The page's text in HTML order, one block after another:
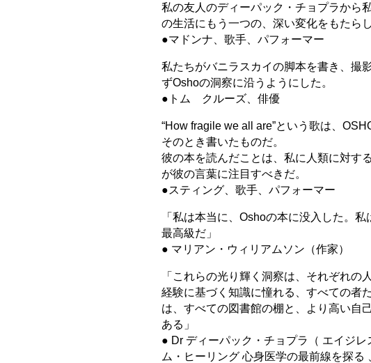
私の友人のディーパック・チョプラから
の生活にもう一つの、深い変化をもたらし
●マドンナ、歌手、パフォーマー
私たちがバニラスカイの脚本を書き、撮
ずOshoの洞察に沿うようにした。
●トム クルーズ、俳優
“How fragile we all are”という歌は、
そのとき書いたものだ。
彼の本を読んだことは、私に人類に対す
が彼の言葉に注目すべきだ。
●スティング、歌手、パフォーマー
「私は本当に、Oshoの本に没入した。
最高級だ」
● マリアン・ウィリアムソン（作家）
「これらの光り輝く洞察は、それぞれの
経験に基づく知識に憧れる、すべての者
は、すべての図書館の棚と、より高い自
ある」
● Dr ディーパック・チョプラ（ エイジレ
ム・ヒーリング 心身医学の最前線を探る